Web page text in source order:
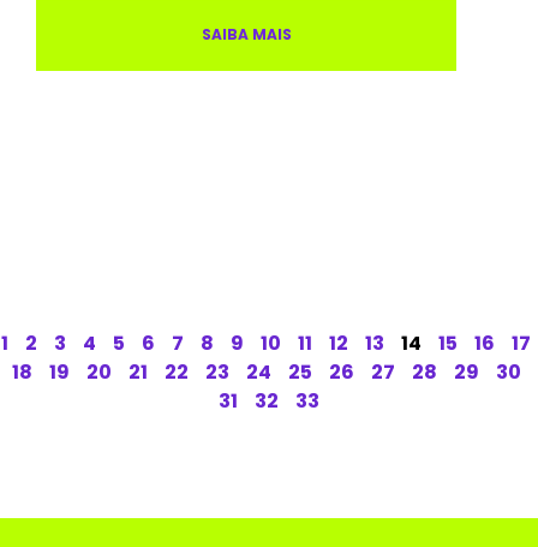
SAIBA MAIS
1 2 3 4 5 6 7 8 9 10 11 12 13 14 15 16
17
18
19 20 21 22 23 24 25 26 27 28 29
30
31
32 33